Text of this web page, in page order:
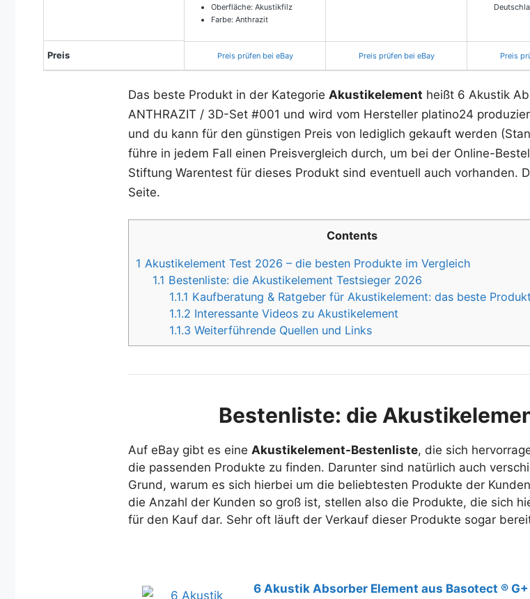
Oberfläche: Akustikfilz
Farbe: Anthrazit
Preis Preis prüfen bei eBay Preis prüfen bei eBay Preis
Das beste Produkt in der Kategorie Akustikelement heißt 6 Akustik
ANTHRAZIT / 3D-Set #001 und wird vom Hersteller platino24
und du kann für den günstigen Preis von lediglich gekauft werden
führe in jedem Fall einen Preisvergleich durch, um bei der Online-
Stiftung Warentest für dieses Produkt sind eventuell auch vorhanden.
Seite.
Contents
1 Akustikelement Test 2026 – die besten Produkte im Vergleich
1.1 Bestenliste: die Akustikelement Testsieger 2026
1.1.1 Kaufberatung & Ratgeber für Akustikelement: das beste
1.1.2 Interessante Videos zu Akustikelement
1.1.3 Weiterführende Quellen und Links
Bestenliste: die
Auf eBay gibt es eine Akustikelement-Bestenliste, die sich
die passenden Produkte zu finden. Darunter sind natürlich auch
Grund, warum es sich hierbei um die beliebtesten Produkte der
die Anzahl der Kunden so groß ist, stellen also die Produkte, die sich
für den Kauf dar. Sehr oft läuft der Verkauf dieser Produkte sogar
6 Akustik Absorber Element aus Basotect ®